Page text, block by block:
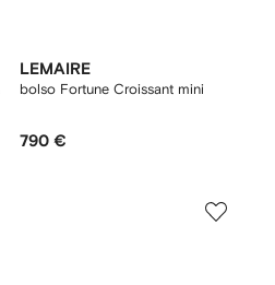
LEMAIRE
bolso Fortune Croissant mini
790 €